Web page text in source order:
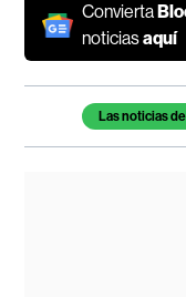
Convierta
noticiasaquí
Temas de este
Las noticias